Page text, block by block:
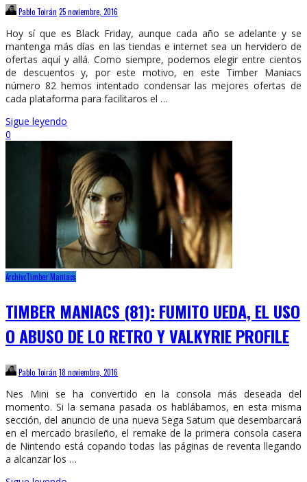
Pablo Toirán 25 noviembre, 2016
Hoy sí que es Black Friday, aunque cada año se adelante y se
mantenga más días en las tiendas e internet sea un hervidero de
ofertas aquí y allá. Como siempre, podemos elegir entre cientos
de descuentos y, por este motivo, en este Timber Maniacs
número 82 hemos intentado condensar las mejores ofertas de
cada plataforma para facilitaros el …
Sigue leyendo
0
ArchivoTimber Maniacs
TIMBER MANIACS (81): FUMITO UEDA, EL USO
O ABUSO DE LO RETRO Y VALKYRIE PROFILE
Pablo Toirán 18 noviembre, 2016
Nes Mini se ha convertido en la consola más deseada del
momento. Si la semana pasada os hablábamos, en esta misma
sección, del anuncio de una nueva Sega Saturn que desembarcará
en el mercado brasileño, el remake de la primera consola casera
de Nintendo está copando todas las páginas de reventa llegando
a alcanzar los …